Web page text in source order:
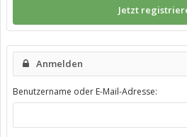
Jetzt
Anmelden
Benutzername oder E-Mail-Adresse: